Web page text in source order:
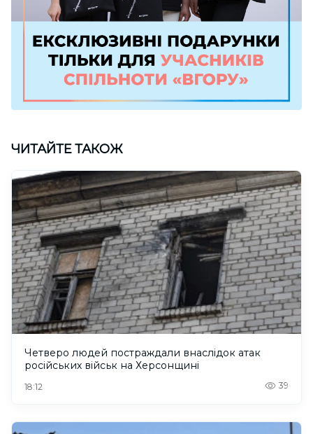
ЧИТАЙТЕ ТАКОЖ
Четверо людей постраждали внаслідок атак
російських військ на Херсонщині
18:12 39